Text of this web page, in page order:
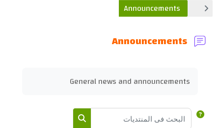
Announcements
Announcements
General news and announcements
البحث في المنتديات